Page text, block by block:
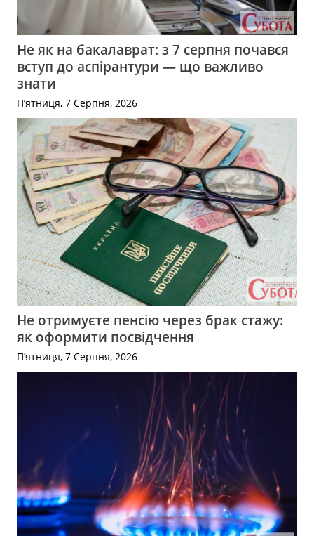
Не як на бакалаврат: з 7 серпня почався
вступ до аспірантури — що важливо
знати
П’ятниця, 7 Серпня, 2026
Не отримуєте пенсію через брак стажу:
як оформити посвідчення
П’ятниця, 7 Серпня, 2026